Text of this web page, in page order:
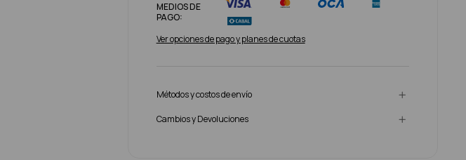
MEDIOS DE
PAGO:
Ver opciones de pago y planes de cuotas
Métodos y costos de envío
Cambios y Devoluciones